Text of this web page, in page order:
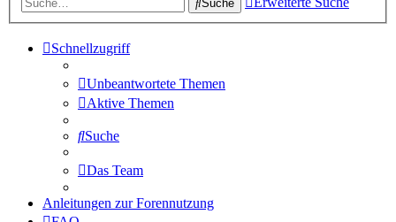
Suche
Schnellzugriff
Unbeantwortete Themen
Aktive Themen
Suche
Das Team
Anleitungen zur Forennutzung